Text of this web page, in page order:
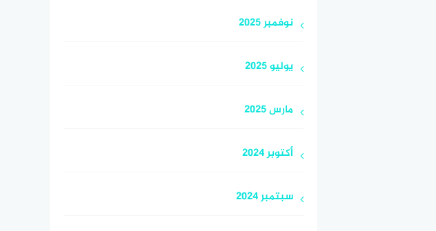
نوفمبر 2025
يوليو 2025
مارس 2025
أكتوبر 2024
سبتمبر 2024